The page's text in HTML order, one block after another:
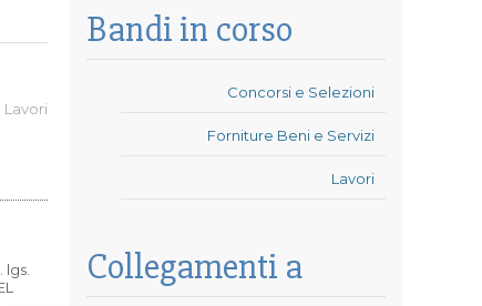
Bandi in corso
Concorsi e Selezioni
Forniture Beni e Servizi
Lavori
Collegamenti a
Lavori